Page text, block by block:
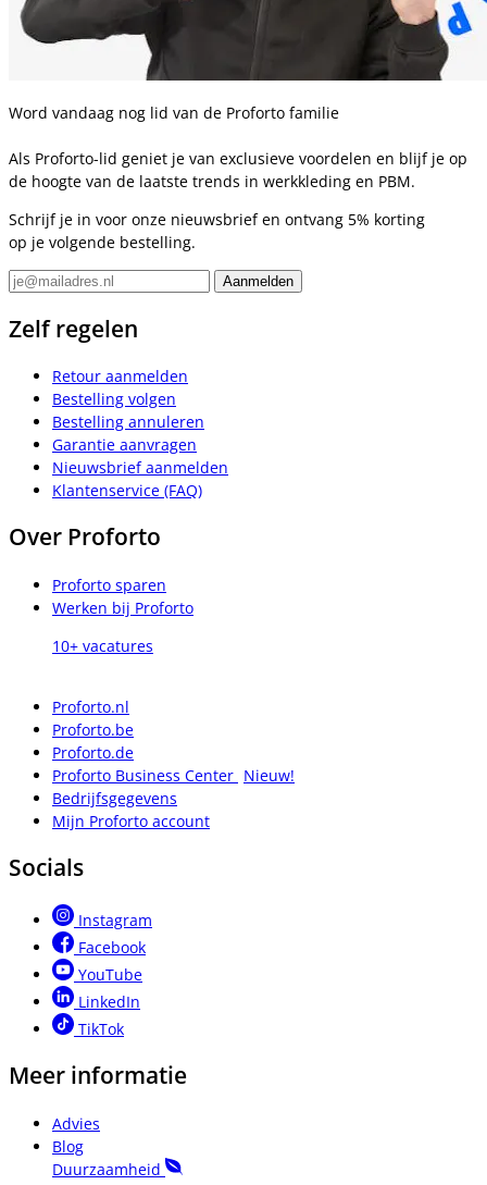
Word vandaag nog lid van de Proforto familie
Als Proforto-lid geniet je van exclusieve voordelen en blijf je op
de hoogte van de laatste trends in werkkleding en PBM.
Schrijf je in voor onze nieuwsbrief en ontvang 5% korting
op je volgende bestelling.
Zelf regelen
Retour aanmelden
Bestelling volgen
Bestelling annuleren
Garantie aanvragen
Nieuwsbrief aanmelden
Klantenservice (FAQ)
Over Proforto
Proforto sparen
Werken bij Proforto
10+ vacatures
Proforto.nl
Proforto.be
Proforto.de
Proforto Business Center Nieuw!
Bedrijfsgegevens
Mijn Proforto account
Socials
Instagram
Facebook
YouTube
LinkedIn
TikTok
Meer informatie
Advies
Blog
Duurzaamheid